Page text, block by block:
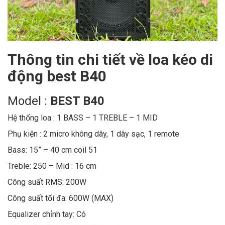
Thông tin chi tiết về loa kéo di
động best B40
Model : BEST B40
Hệ thống loa : 1 BASS – 1 TREBLE – 1 MID
Phụ kiện : 2 micro không dây, 1 dây sạc, 1 remote
Bass: 15” – 40 cm coil 51
Treble: 250 – Mid : 16 cm
Công suất RMS: 200W
Công suất tối đa: 600W (MAX)
Equalizer chỉnh tay: Có